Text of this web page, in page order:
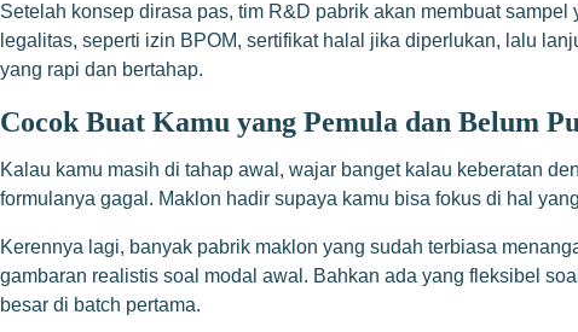
Setelah konsep dirasa pas, tim R&D pabrik akan membuat
legalitas, seperti izin BPOM, sertifikat halal jika diperlukan, lalu
yang rapi dan bertahap.
Cocok Buat Kamu yang Pemula dan Belum
Kalau kamu masih di tahap awal, wajar banget kalau keberatan
formulanya gagal. Maklon hadir supaya kamu bisa fokus di hal
Kerennya lagi, banyak pabrik maklon yang sudah terbiasa
gambaran realistis soal modal awal. Bahkan ada yang fleksibel
besar di batch pertama.